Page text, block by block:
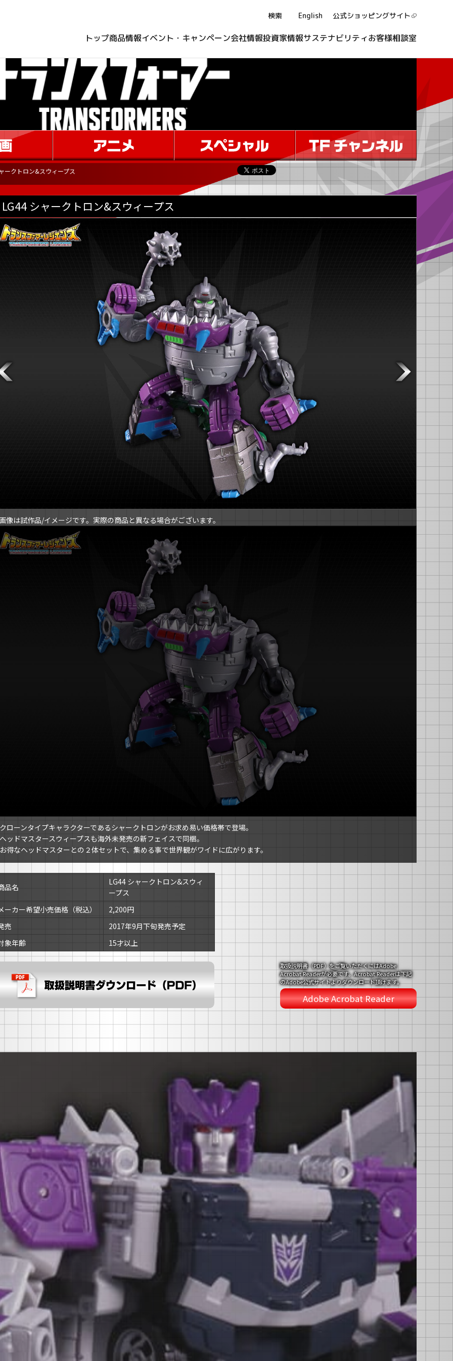
検索 English 公式ショッピングサイト
トップ商品情報イベント・キャンペーン会社情報投資家情報サステナビリティお客様相談室
ークトロン&スウィープス
LG44 シャークトロン&スウィープス
像は試作品/イメージです。実際の商品と異なる場合がございます。
クローンタイプキャラクターであるシャークトロンがお求め易い価格帯で登場。
ヘッドマスタースウィープスも海外未発売の新フェイスで同梱。
お得なヘッドマスターとの２体セットで、集める事で世界観がワイドに広がります。
品名
LG44 シャークトロン&スウィ
ープス
ーカー希望小売価格（税込）
2,200円
売
2017年9月下旬発売予定
象年齢
15才以上
取扱説明書（PDF）をご覧いただくにはAdobe
Acrobat Readerが必要です。Acrobat Readerは下記
のAdobe公式サイトよりダウンロード頂けます。
Adobe Acrobat Reader